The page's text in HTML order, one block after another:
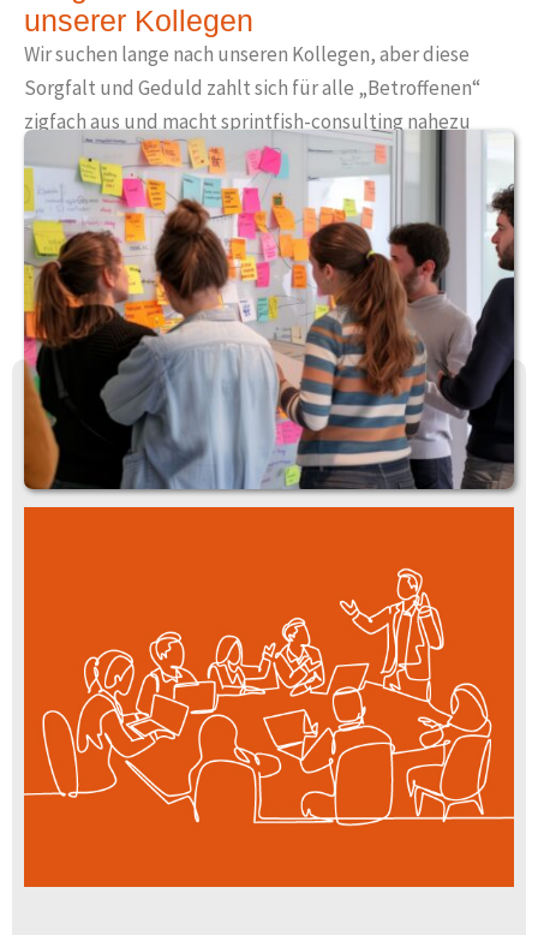
unserer Kollegen
Wir suchen lange nach unseren Kollegen, aber diese
Sorgfalt und Geduld zahlt sich für alle „Betroffenen“
zigfach aus und macht sprintfish-consulting nahezu
einzigartig.
Mit dieser Sorgfalt begleiten wirdie Change Prozesse
unserer Klienten und sorgen dafür, dass aus Ihren
Projektplänen eine echte und nachhaltige Veränderung
entstehen kann.
Nehmen Sie gerne Kontakt zu uns
auf